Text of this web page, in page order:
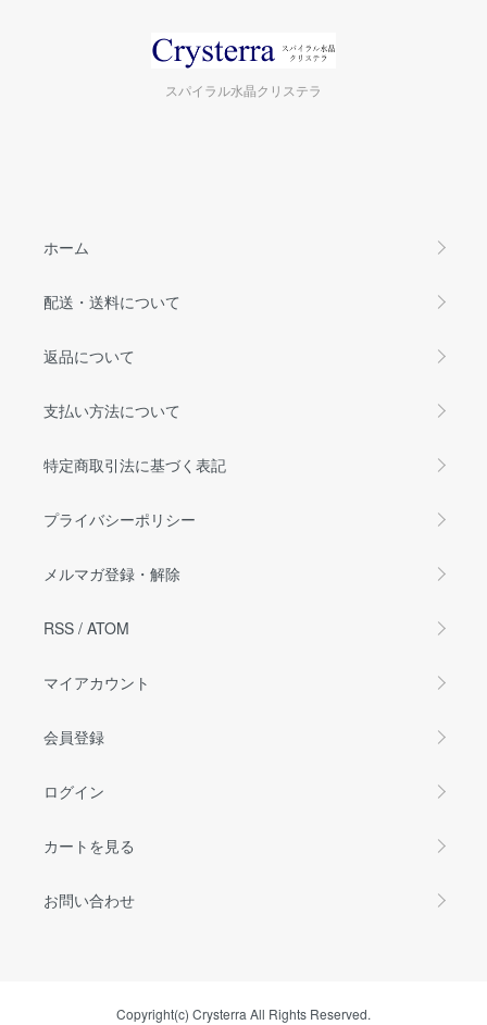
スパイラル水晶クリステラ
ホーム
配送・送料について
返品について
支払い方法について
特定商取引法に基づく表記
プライバシーポリシー
メルマガ登録・解除
RSS / ATOM
マイアカウント
会員登録
ログイン
カートを見る
お問い合わせ
Copyright(c) Crysterra All Rights Reserved.